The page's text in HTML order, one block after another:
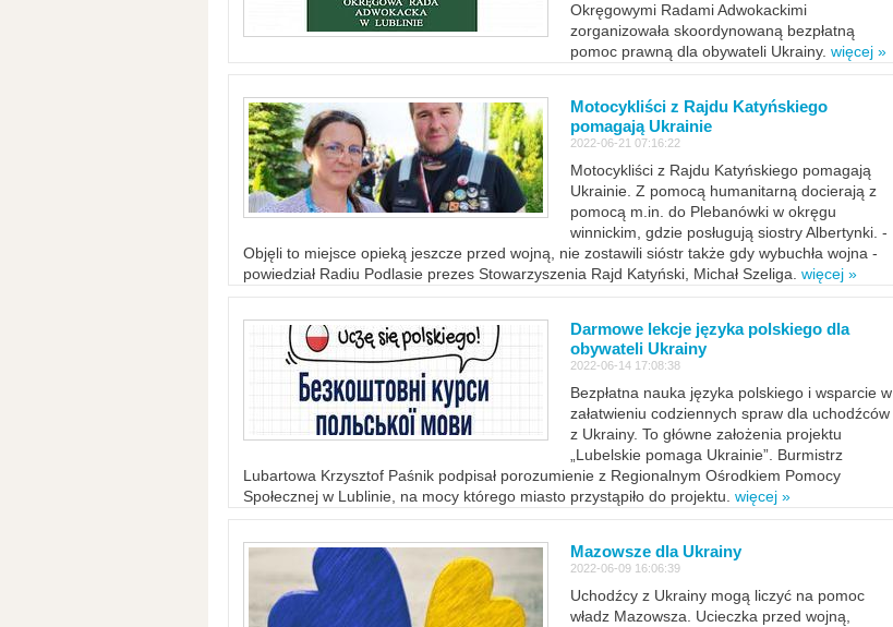
Okręgowymi Radami Adwokackimi
zorganizowała skoordynowaną bezpłatną
pomoc prawną dla obywateli Ukrainy. więcej »
Motocykliści z Rajdu Katyńskiego
pomagają Ukrainie
2022-06-21 07:16:22
Motocykliści z Rajdu Katyńskiego pomagają
Ukrainie. Z pomocą humanitarną docierają z
pomocą m.in. do Plebanówki w okręgu
winnickim, gdzie posługują siostry Albertynki. -
Objęli to miejsce opieką jeszcze przed wojną, nie zostawili sióstr także gdy wybuchła wojna -
powiedział Radiu Podlasie prezes Stowarzyszenia Rajd Katyński, Michał Szeliga. więcej »
Darmowe lekcje języka polskiego dla
obywateli Ukrainy
2022-06-14 17:08:38
Bezpłatna nauka języka polskiego i wsparcie w
załatwieniu codziennych spraw dla uchodźców
z Ukrainy. To główne założenia projektu
„Lubelskie pomaga Ukrainie”. Burmistrz
Lubartowa Krzysztof Paśnik podpisał porozumienie z Regionalnym Ośrodkiem Pomocy
Społecznej w Lublinie, na mocy którego miasto przystąpiło do projektu. więcej »
Mazowsze dla Ukrainy
2022-06-09 16:06:39
Uchodźcy z Ukrainy mogą liczyć na pomoc
władz Mazowsza. Ucieczka przed wojną,